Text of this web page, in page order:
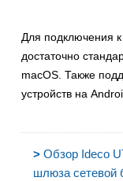
Для подключения к
достаточно
macOS. Также
устройств на
> Обзор Ideco
шлюза сетевой